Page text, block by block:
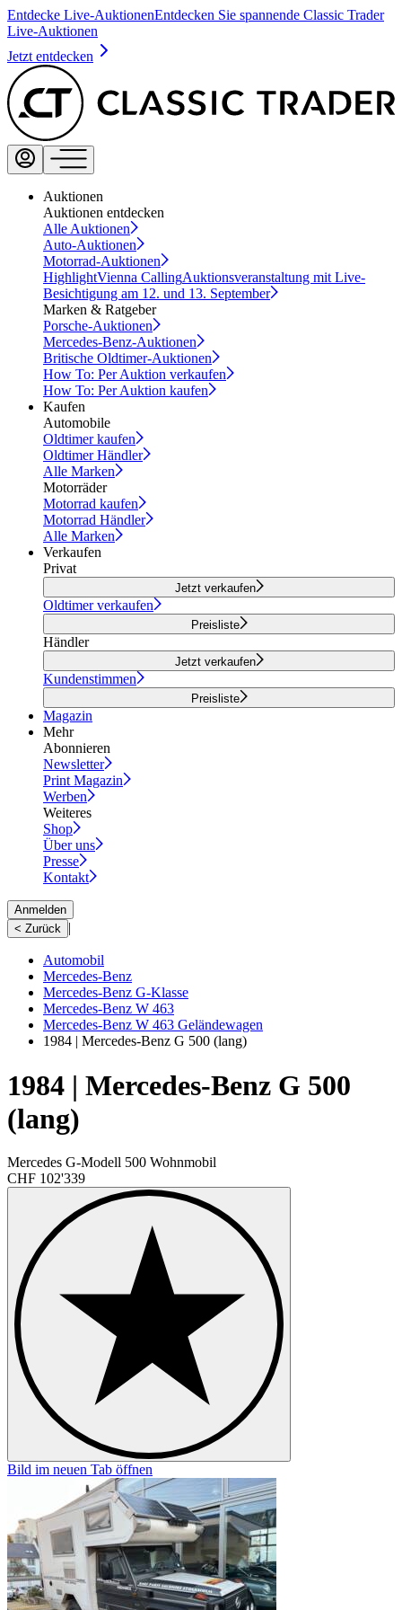
Entdecke Live-AuktionenEntdecken Sie spannende Classic Trader
Live-Auktionen
Jetzt entdecken
Auktionen
Auktionen entdecken
Alle Auktionen
Auto-Auktionen
Motorrad-Auktionen
HighlightVienna CallingAuktionsveranstaltung mit Live-
Besichtigung am 12. und 13. September
Marken & Ratgeber
Porsche-Auktionen
Mercedes-Benz-Auktionen
Britische Oldtimer-Auktionen
How To: Per Auktion verkaufen
How To: Per Auktion kaufen
Kaufen
Automobile
Oldtimer kaufen
Oldtimer Händler
Alle Marken
Motorräder
Motorrad kaufen
Motorrad Händler
Alle Marken
Verkaufen
Privat
Jetzt verkaufen
Oldtimer verkaufen
Preisliste
Händler
Jetzt verkaufen
Kundenstimmen
Preisliste
Magazin
Mehr
Abonnieren
Newsletter
Print Magazin
Werben
Weiteres
Shop
Über uns
Presse
Kontakt
Anmelden
< Zurück |
Automobil
Mercedes-Benz
Mercedes-Benz G-Klasse
Mercedes-Benz W 463
Mercedes-Benz W 463 Geländewagen
1984 | Mercedes-Benz G 500 (lang)
1984 | Mercedes-Benz G 500
(lang)
Mercedes G-Modell 500 Wohnmobil
CHF 102'339
Bild im neuen Tab öffnen